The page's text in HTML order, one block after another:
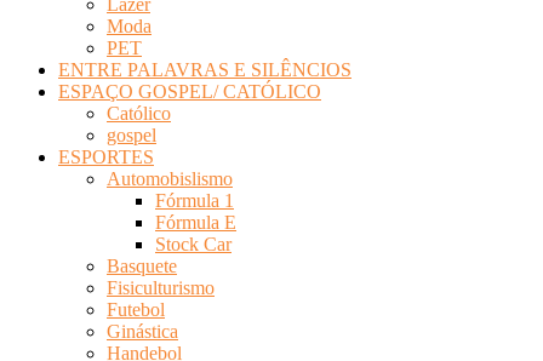
Lazer
Moda
PET
ENTRE PALAVRAS E SILÊNCIOS
ESPAÇO GOSPEL/ CATÓLICO
Católico
gospel
ESPORTES
Automobislismo
Fórmula 1
Fórmula E
Stock Car
Basquete
Fisiculturismo
Futebol
Ginástica
Handebol